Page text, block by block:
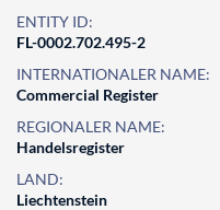
ENTITY ID:
FL-0002.702.495-2
INTERNATIONALER NAME:
Commercial Register
REGIONALER NAME:
Handelsregister
LAND:
Liechtenstein